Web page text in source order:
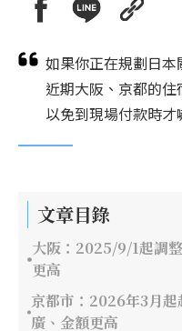
如果你正在規劃日
近期大阪、京都的住
以免到現場付款時才
文章目錄
大阪：2025/9/1起調
更高
京都市：2026年3月
廣、金額更高